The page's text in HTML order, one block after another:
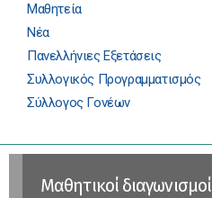
Μαθητεία
Νέα
Πανελλήνιες Εξετάσεις
Συλλογικός Προγραμματισμός
Σύλλογος Γονέων
Μαθητικοί διαγωνισμοί